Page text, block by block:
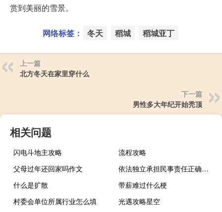
赏到美丽的雪景。
网络标签： 冬天 稻城 稻城亚丁
上一篇
北方冬天在家里穿什么
下一篇
男性多大年纪开始秃顶
相关问题
闪电斗地主攻略
流程攻略
父母过年还回家吗作文
依法独立承担民事责任正确错误（正确 错误）
什么是扩散
带薪难过什么梗
村委会单位所属行业怎么填
光遇攻略星空